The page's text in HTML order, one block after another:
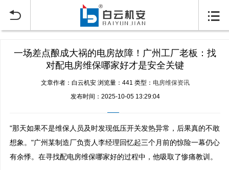
 
一场差点酿成大祸的电房故障！广州工厂老板：找
对配电房维保哪家好才是安全关键
文章作者：白云机安 浏览量：441 类型： 电房维保资讯
发布时间：2025-10-05 13:29:04
"那天如果不是维保人员及时发现低压开关发热异常，后果真的不敢
想象。"广州某制造厂负责人李经理回忆起三个月前的惊险一幕仍心
有余悸。在寻找配电房维保哪家好的过程中，他吸取了惨痛教训。